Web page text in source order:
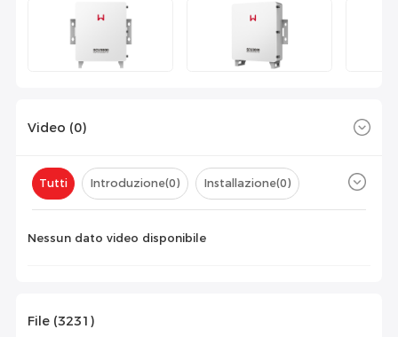
Video (0)
Tutti Introduzione(0) Installazione(0)
Nessun dato video disponibile
File (3231 )